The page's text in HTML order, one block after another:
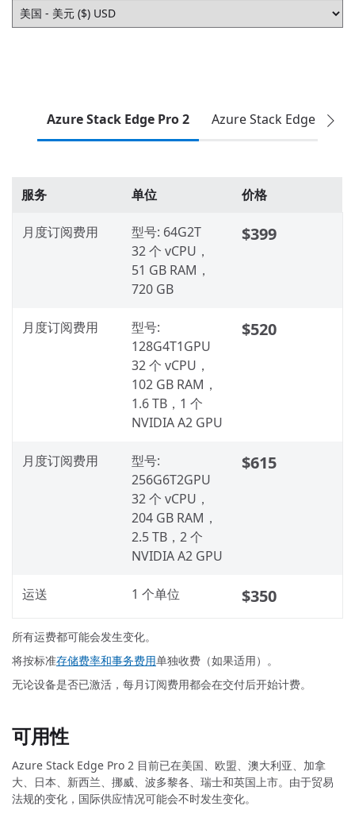
Azure Stack Edge Pro 2 Azure Stack Edge Pro
服务 单位 价格
月度订阅费用
型号: 64G2T
32 个 vCPU，
51 GB RAM，
720 GB
$399
月度订阅费用
型号:
128G4T1GPU
32 个 vCPU，
102 GB RAM，
1.6 TB，1 个
NVIDIA A2 GPU
$520
月度订阅费用
型号:
256G6T2GPU
32 个 vCPU，
204 GB RAM，
2.5 TB，2 个
NVIDIA A2 GPU
$615
运送 1 个单位 $350
所有运费都可能会发生变化。
将按标准存储费率和事务费用单独收费（如果适用）。
无论设备是否已激活，每月订阅费用都会在交付后开始计费。
可用性
Azure Stack Edge Pro 2 目前已在美国、欧盟、澳大利亚、加拿
大、日本、新西兰、挪威、波多黎各、瑞士和英国上市。由于贸易
法规的变化，国际供应情况可能会不时发生变化。